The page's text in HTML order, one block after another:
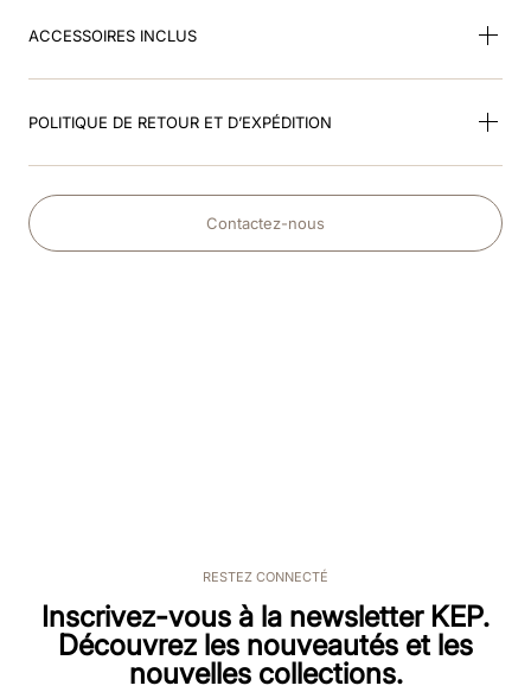
ACCESSOIRES INCLUS
POLITIQUE DE RETOUR ET D’EXPÉDITION
Contactez-nous
RESTEZ CONNECTÉ
Inscrivez-vous à la newsletter KEP.
Découvrez les nouveautés et les
nouvelles collections.